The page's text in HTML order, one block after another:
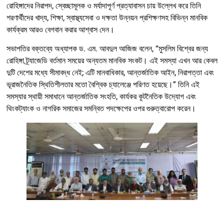
রোহিঙ্গাদের নিরাপদ, স্বেচ্ছামূলক ও মর্যাদাপূর্ণ প্রত্যাবাসন চায় উল্লেখ করে তিনি
শরণার্থীদের খাদ্য, শিক্ষা, স্বাস্থ্যসেবা ও দক্ষতা উন্নয়ন প্রশিক্ষণসহ বিভিন্ন মানবিক
কার্যক্রম আরও বেগবান করার আশ্বাস দেন।
সভাপতির বক্তব্যে অধ্যাপক ড. এম. আবদুল আজিজ বলেন, “মুসলিম বিশ্বের জন্য
রোহিঙ্গা ট্র্যাজেডি বর্তমান সময়ের অন্যতম মানবিক সংকট। এই সমস্যা এখন আর কেবল
দুটি দেশের মধ্যে সীমাবদ্ধ নেই; এটি মানবাধিকার, আন্তর্জাতিক আইন, নিরাপত্তা এবং
ভূরাজনৈতিক স্থিতিশীলতার মতো বৈশ্বিক চ্যালেঞ্জে পরিণত হয়েছে।” তিনি এই
সমস্যার স্থায়ী সমাধানে আন্তর্জাতিক সংহতি, কার্যকর কূটনৈতিক উদ্যোগ এবং
থিংকট্যাংক ও নাগরিক সমাজের সমন্বিত পদক্ষেপের ওপর গুরুত্বারোপ করেন।